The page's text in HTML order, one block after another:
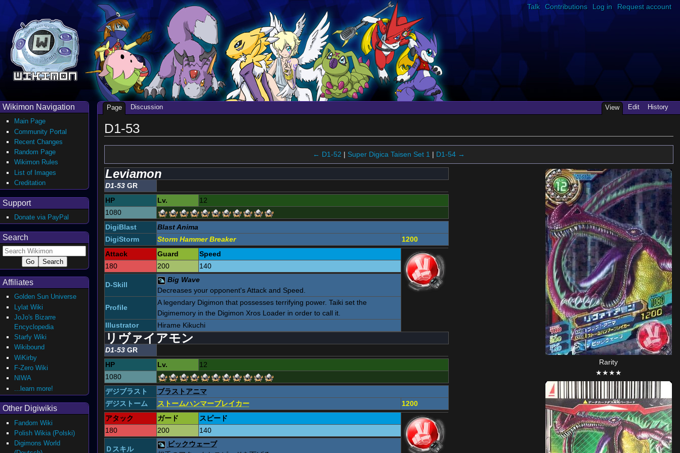
D1-53
← D1-52 | Super Digica Taisen Set 1 | D1-54 →
Rarity
★★★★
Leviamon
D1-53GR
HP
Lv.
12
1080
DigiBlast
Blast Anima
DigiStorm
Storm Hammer Breaker
1200
Attack
Guard
Speed
180
200 140
D-Skill
Big Wave
Decreases your opponent's Attack and Speed.
Profile
A legendary Digimon that possesses terrifying power. Taiki set the
Digimemory in the Digimon Xros Loader in order to call it.
Illustrator
Hirame Kikuchi
リヴァイアモン
D1-53GR
HP
Lv.
12
1080
デジブラスト
ブラストアニマ
デジストーム
ストームハンマーブレイカー
1200
アタック
ガード
スピード
180
200 140
Ｄスキル
ビックウェーブ
Talk Contributions Log in Request account
Page Discussion View Edit History
Wikimon Navigation
Main Page
Community Portal
Recent Changes
Random Page
Wikimon Rules
List of Images
Creditation
Support
Donate via PayPal
Search
Affiliates
Golden Sun Universe
Lylat Wiki
JoJo's Bizarre
Encyclopedia
Starfy Wiki
Wikibound
WiKirby
F-Zero Wiki
NIWA
...learn more!
Other Digiwikis
Fandom Wiki
Polish Wikia (Polski)
Digimons World